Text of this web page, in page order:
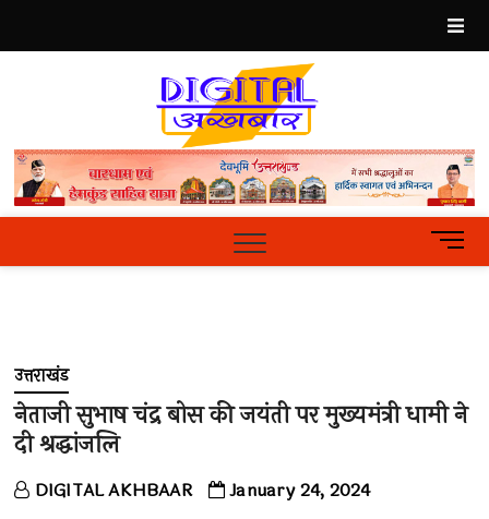
content
Hindi
News
PortalM
e
t
o
उत्तराखंड
नेताजी सुभाष चंद्र बोस की जयंती पर मुख्यमंत्री धामी ने
दी श्रद्धांजलि
DIGITAL AKHBAAR January 24, 2024